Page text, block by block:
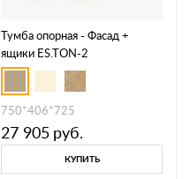
Тумба опорная - Фасад +
ящики ES.TON-2
750*406*725
27 905 руб.
КУПИТЬ